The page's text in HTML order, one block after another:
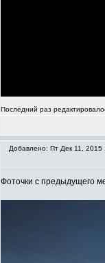
Последний раз
Добавлено: Пт Дек 11, 2015
Фоточки с предыдущего